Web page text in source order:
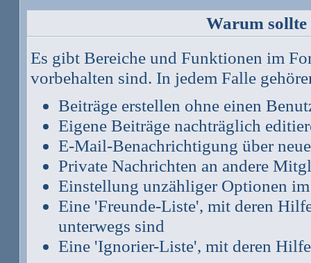
Warum
Es gibt Bereiche und Funktionen im
vorbehalten sind. In jedem Falle
Beiträge erstellen ohne einen
Eigene Beiträge nachträglich
E-Mail-Benachrichtigung über
Private Nachrichten an andere
Einstellung unzähliger Optionen
Eine 'Freunde-Liste', mit deren
unterwegs sind
Eine 'Ignorier-Liste', mit deren